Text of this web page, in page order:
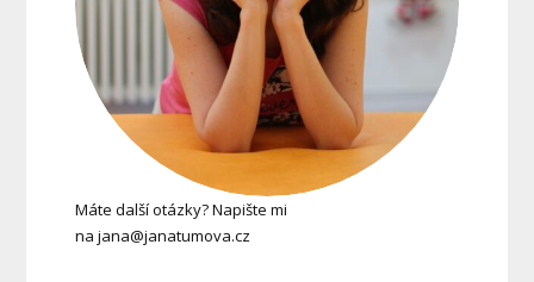
Máte další otázky? Napište mi
na jana@janatumova.cz